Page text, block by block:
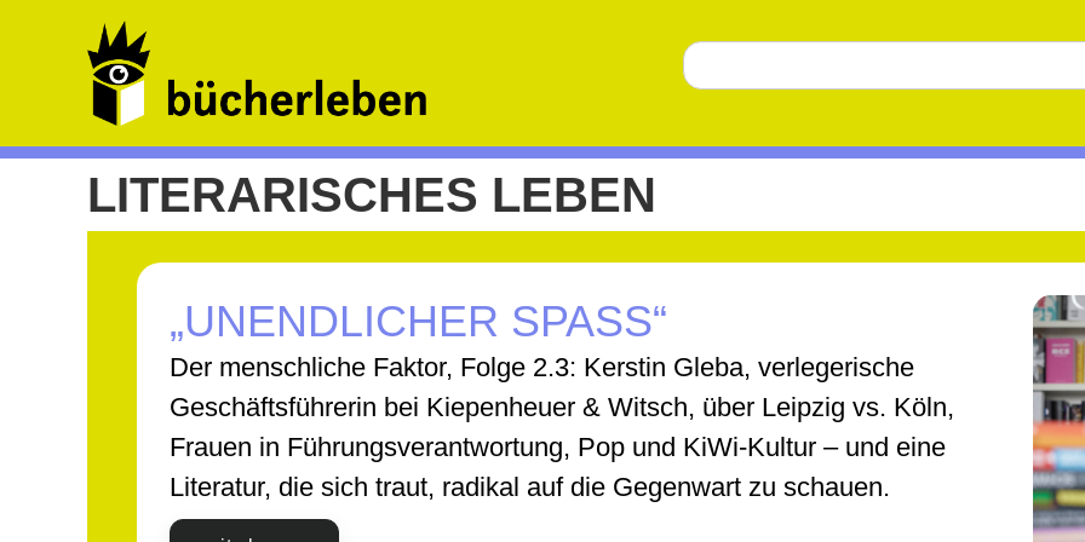
LITERARISCHES LEBEN
„UNENDLICHER SPASS“
Der menschliche Faktor, Folge 2.3: Kerstin Gleba, verlegerische
Geschäftsführerin bei Kiepenheuer & Witsch, über Leipzig vs. Köln,
Frauen in Führungsverantwortung, Pop und KiWi-Kultur – und eine
Literatur, die sich traut, radikal auf die Gegenwart zu schauen.